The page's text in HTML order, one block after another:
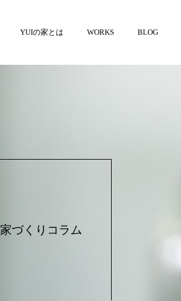
YUIの家とは WORKS BLOG
家づくりコラム